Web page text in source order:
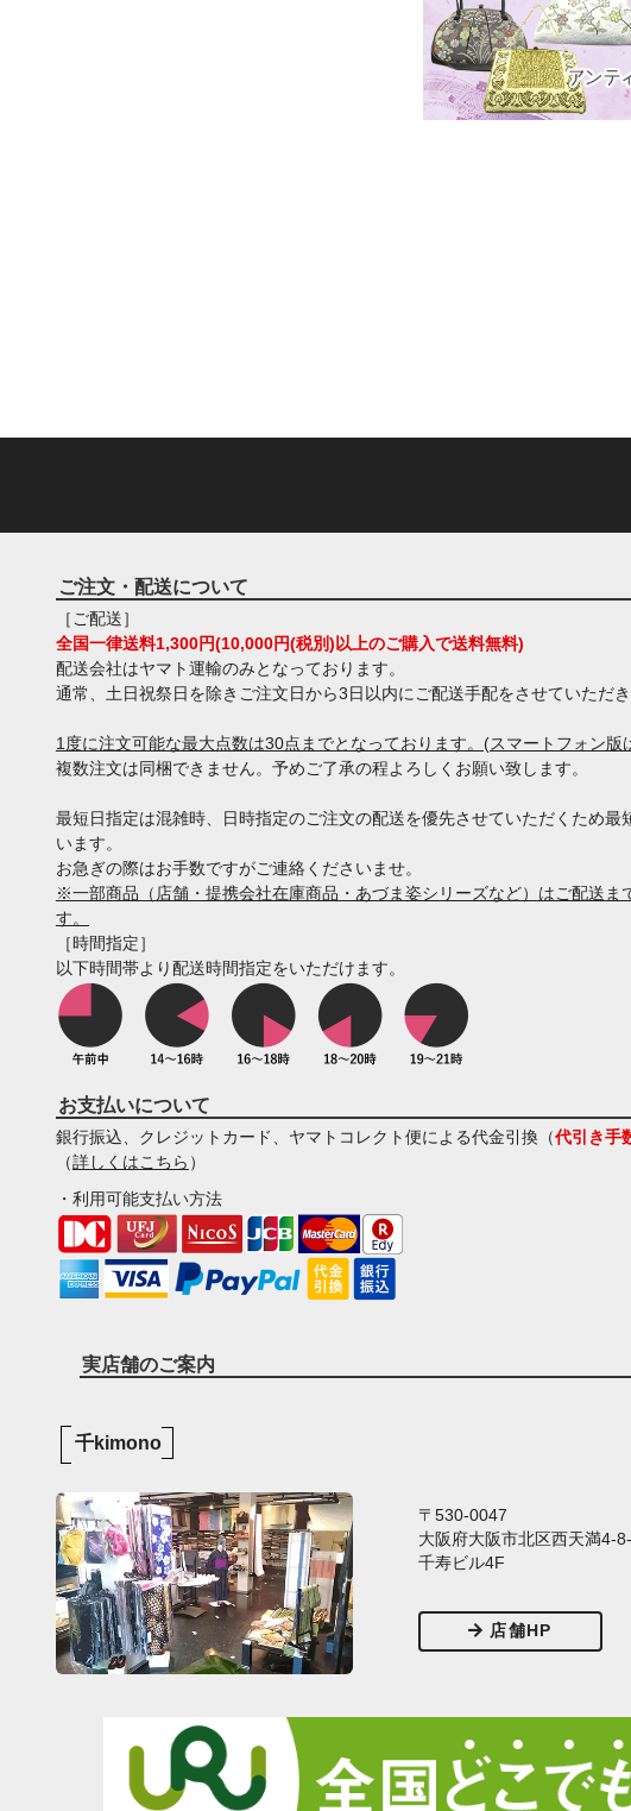
ご注文・配送について
［ご配送］
全国一律送料1,300円(10,000円(税別)以上のご購入で送料無料)
配送会社はヤマト運輸のみとなっております。
通常、土日祝祭日を除きご注文日から3日以内にご配送手配をさせていただき
1度に注文可能な最大点数は30点までとなっております。(スマートフォン版
複数注文は同梱できません。予めご了承の程よろしくお願い致します。
最短日指定は混雑時、日時指定のご注文の配送を優先させていただくため最
います。
お急ぎの際はお手数ですがご連絡くださいませ。
※一部商品（店舗・提携会社在庫商品・あづま姿シリーズなど）はご配送ま
す。
［時間指定］
以下時間帯より配送時間指定をいただけます。
お支払いについて
銀行振込、クレジットカード、ヤマトコレクト便による代金引換（代引き手
（詳しくはこちら ）
・利用可能支払い方法
実店舗のご案内
千kimono
〒530-0047
大阪府大阪市北区西天満4-
千寿ビル4F
店舗HP